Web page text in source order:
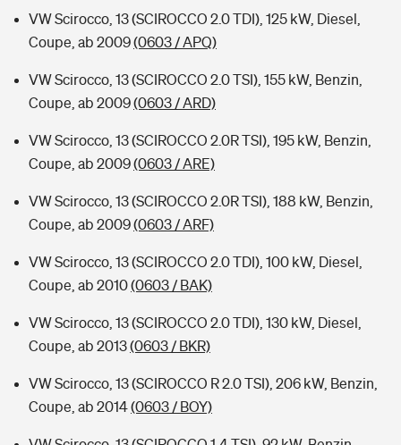
VW Scirocco, 13 (SCIROCCO 2.0 TDI), 125 kW, Diesel,
Coupe, ab 2009(0603 / APQ)
VW Scirocco, 13 (SCIROCCO 2.0 TSI), 155 kW, Benzin,
Coupe, ab 2009(0603 / ARD)
VW Scirocco, 13 (SCIROCCO 2.0R TSI), 195 kW, Benzin,
Coupe, ab 2009(0603 / ARE)
VW Scirocco, 13 (SCIROCCO 2.0R TSI), 188 kW, Benzin,
Coupe, ab 2009(0603 / ARF)
VW Scirocco, 13 (SCIROCCO 2.0 TDI), 100 kW, Diesel,
Coupe, ab 2010(0603 / BAK)
VW Scirocco, 13 (SCIROCCO 2.0 TDI), 130 kW, Diesel,
Coupe, ab 2013(0603 / BKR)
VW Scirocco, 13 (SCIROCCO R 2.0 TSI), 206 kW, Benzin,
Coupe, ab 2014(0603 / BOY)